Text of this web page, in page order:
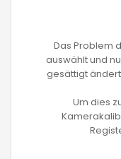
Das Problem
auswählt und
gesättigt
Um dies